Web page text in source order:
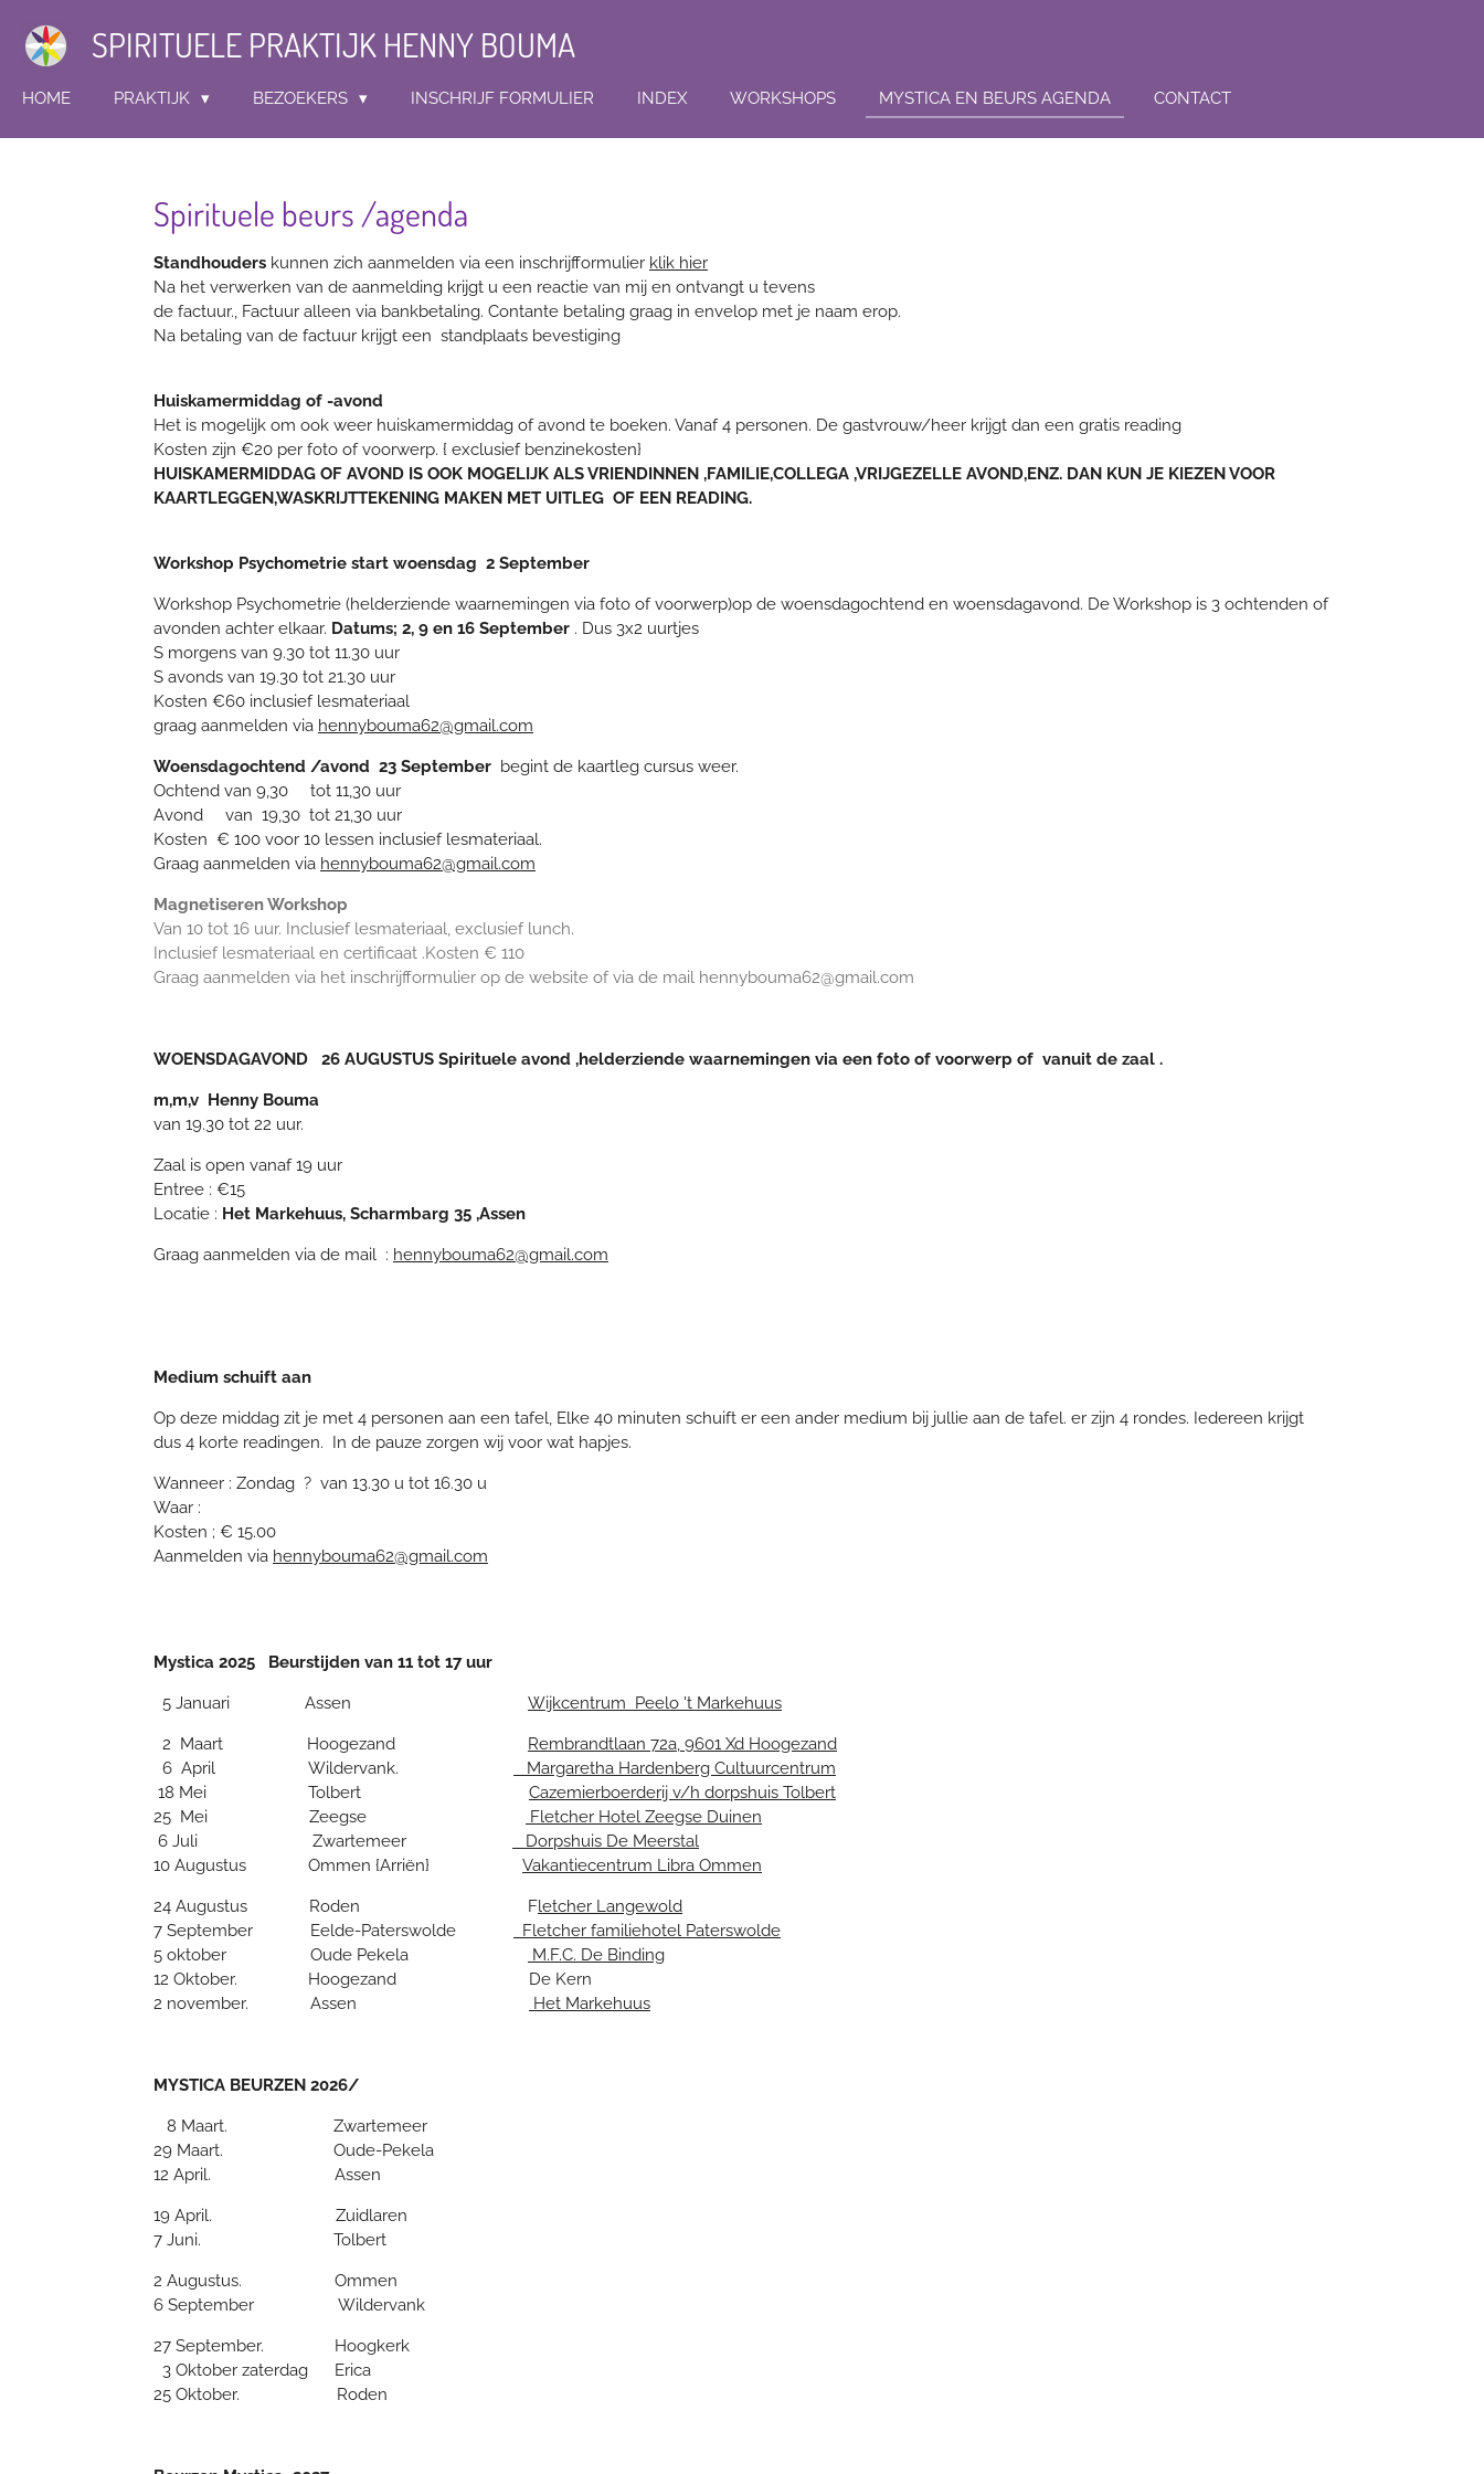
direct
naar
de
SPIRITUELE PRAKTIJK HENNY BOUMA
HOME PRAKTIJK BEZOEKERS INSCHRIJF FORMULIER INDEX WORKSHOPS MYSTICA EN BEURS AGENDA CONTACT
Spirituele beurs /agenda
Standhouders kunnen zich aanmelden via een inschrijfformulier klik hier
Na het verwerken van de aanmelding krijgt u een reactie van mij en ontvangt u tevens
de factuur., Factuur alleen via bankbetaling. Contante betaling graag in envelop met je naam erop.
Na betaling van de factuur krijgt een standplaats bevestiging
Huiskamermiddag of -avond
Het is mogelijk om ook weer huiskamermiddag of avond te boeken. Vanaf 4 personen. De gastvrouw/heer krijgt dan een gratis reading
Kosten zijn €20 per foto of voorwerp. { exclusief benzinekosten}
HUISKAMERMIDDAG OF AVOND IS OOK MOGELIJK ALS VRIENDINNEN ,FAMILIE,COLLEGA ,VRIJGEZELLE AVOND,ENZ. DAN KUN JE KIEZEN VOOR
KAARTLEGGEN,WASKRIJTTEKENING MAKEN MET UITLEG OF EEN READING.
Workshop Psychometrie start woensdag 2 September
Workshop Psychometrie (helderziende waarnemingen via foto of voorwerp)op de woensdagochtend en woensdagavond. De Workshop is 3 ochtenden of
avonden achter elkaar. Datums; 2, 9 en 16 September . Dus 3x2 uurtjes
S morgens van 9.30 tot 11.30 uur
S avonds van 19.30 tot 21.30 uur
Kosten €60 inclusief lesmateriaal
graag aanmelden via hennybouma62@gmail.com
Woensdagochtend /avond 23 September begint de kaartleg cursus weer.
Ochtend van 9,30 tot 11,30 uur
Avond van 19,30 tot 21,30 uur
Kosten € 100 voor 10 lessen inclusief lesmateriaal.
Graag aanmelden via hennybouma62@gmail.com
Magnetiseren Workshop
Van 10 tot 16 uur. Inclusief lesmateriaal, exclusief lunch.
Inclusief lesmateriaal en certificaat .Kosten € 110
Graag aanmelden via het inschrijfformulier op de website of via de mail hennybouma62@gmail.com
WOENSDAGAVOND 26 AUGUSTUS Spirituele avond ,helderziende waarnemingen via een foto of voorwerp of vanuit de zaal .
m,m,v Henny Bouma
van 19.30 tot 22 uur.
Zaal is open vanaf 19 uur
Entree : €15
Locatie : Het Markehuus, Scharmbarg 35 ,Assen
Graag aanmelden via de mail : hennybouma62@gmail.com
Medium schuift aan
Op deze middag zit je met 4 personen aan een tafel, Elke 40 minuten schuift er een ander medium bij jullie aan de tafel. er zijn 4 rondes. Iedereen krijgt
dus 4 korte readingen. In de pauze zorgen wij voor wat hapjes.
Wanneer : Zondag ? van 13.30 u tot 16.30 u
Waar :
Kosten ; € 15.00
Aanmelden via hennybouma62@gmail.com
Mystica 2025 Beurstijden van 11 tot 17 uur
5 Januari Assen Wijkcentrum Peelo 't Markehuus
2 Maart Hoogezand Rembrandtlaan 72a, 9601 Xd Hoogezand
6 April Wildervank.
Margaretha Hardenberg Cultuurcentrum
18 Mei Tolbert Cazemierboerderij v/h dorpshuis Tolbert
25 Mei Zeegse
Fletcher Hotel Zeegse Duinen
6 Juli Zwartemeer
Dorpshuis De Meerstal
10 Augustus Ommen {Arriën} Vakantiecentrum Libra Ommen
24 Augustus Roden Fletcher Langewold
7 September Eelde-Paterswolde
Fletcher familiehotel Paterswolde
5 oktober Oude Pekela
M.F.C. De Binding
12 Oktober. Hoogezand De Kern
2 november. Assen
Het Markehuus
MYSTICA BEURZEN 2026/
8 Maart. Zwartemeer
29 Maart. Oude-Pekela
12 April. Assen
19 April. Zuidlaren
7 Juni. Tolbert
2 Augustus. Ommen
6 September Wildervank
27 September. Hoogkerk
3 Oktober zaterdag Erica
25 Oktober. Roden